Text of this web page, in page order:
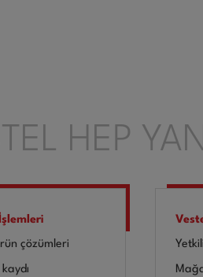
HEP
çözümleri